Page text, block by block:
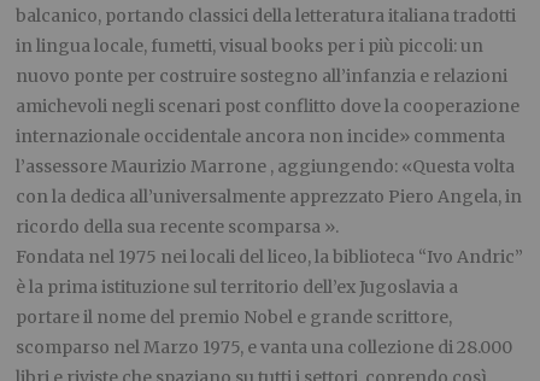
balcanico, portando classici della letteratura italiana tradotti
in lingua locale, fumetti, visual books per i più piccoli: un
nuovo ponte per costruire sostegno all’infanzia e relazioni
amichevoli negli scenari post conflitto dove la cooperazione
internazionale occidentale ancora non incide» commenta
l’assessore Maurizio Marrone , aggiungendo: «Questa volta
con la dedica all’universalmente apprezzato Piero Angela, in
ricordo della sua recente scomparsa ».
Fondata nel 1975 nei locali del liceo, la biblioteca “Ivo Andric”
è la prima istituzione sul territorio dell’ex Jugoslavia a
portare il nome del premio Nobel e grande scrittore,
scomparso nel Marzo 1975, e vanta una collezione di 28.000